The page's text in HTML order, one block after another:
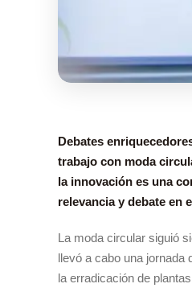
Debates
trabajo con moda
la innovación es una
relevancia y debate en
La moda circular siguió
llevó a cabo una jornada
la erradicación de